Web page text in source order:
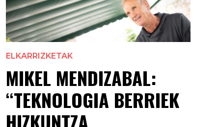
ELKARRIZKETAK
MIKEL MENDIZABAL:
“TEKNOLOGIA BERRIEK
HIZKUNTZA